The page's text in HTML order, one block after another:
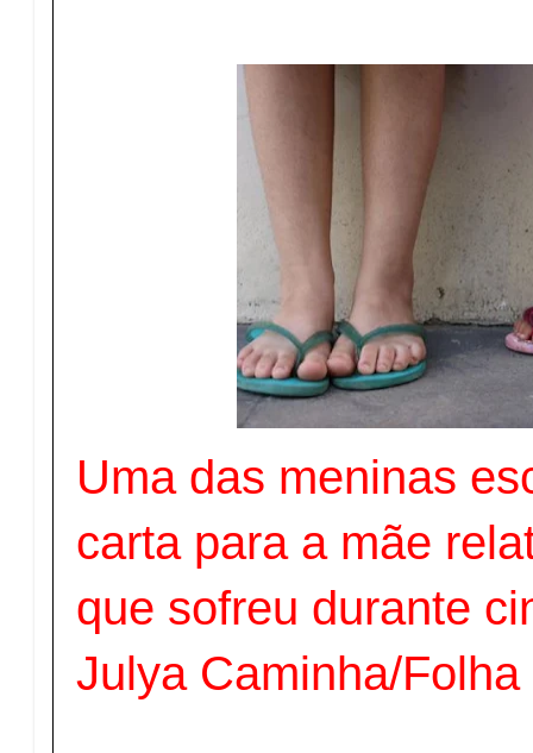
Uma das meninas
carta para a mãe
que sofreu durante
Julya Caminha/